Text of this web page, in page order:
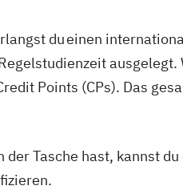
du einen
Points (CPs). Das
der Tasche hast, kannst